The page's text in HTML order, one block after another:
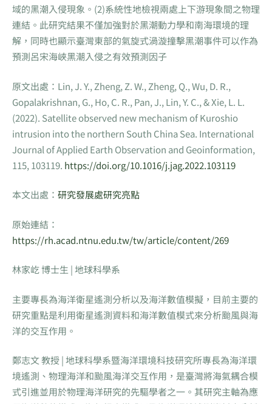
域的黑潮入侵現象。(2)系統性地檢視兩處上下游現象間之物理
連結。此研究結果不僅加強對於黑潮動力學和南海環境的理
解，同時也顯示臺灣東部的氣旋式渦漩撞擊黑潮事件可以作為
預測呂宋海峽黑潮入侵之有效預測因子
原文出處：Lin, J. Y., Zheng, Z. W., Zheng, Q., Wu, D. R.,
Gopalakrishnan, G., Ho, C. R., Pan, J., Lin, Y. C., & Xie, L. L.
(2022). Satellite observed new mechanism of Kuroshio
intrusion into the northern South China Sea. International
Journal of Applied Earth Observation and Geoinformation,
115, 103119. https://doi.org/10.1016/j.jag.2022.103119
本文出處： 研究發展處研究亮點
原始連結：
https://rh.acad.ntnu.edu.tw/tw/article/content/269
林家屹 博士生 | 地球科學系
主要專長為海洋衛星遙測分析以及海洋數值模擬，目前主要的
研究重點是利用衛星遙測資料和海洋數值模式來分析颱風與海
洋的交互作用。
鄭志文 教授 | 地球科學系暨海洋環境科技研究所專長為海洋環
境遙測、物理海洋和颱風海洋交互作用，是臺灣將海氣耦合模
式引進並用於物理海洋研究的先驅學者之一。其研究主軸為應